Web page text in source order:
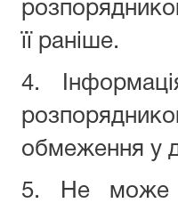
її раніше.
4.
обмеження у
5. Не може